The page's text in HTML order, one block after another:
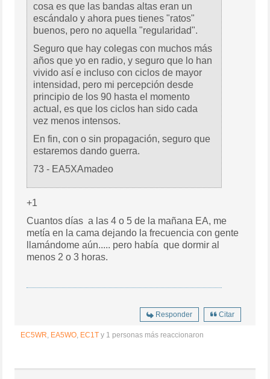
cosa es que las bandas altas eran un
escándalo y ahora pues tienes "ratos"
buenos, pero no aquella "regularidad".
Seguro que hay colegas con muchos más
años que yo en radio, y seguro que lo han
vivido así e incluso con ciclos de mayor
intensidad, pero mi percepción desde
principio de los 90 hasta el momento
actual, es que los ciclos han sido cada
vez menos intensos.
En fin, con o sin propagación, seguro que
estaremos dando guerra.
73 - EA5XAmadeo
+1
Cuantos días a las 4 o 5 de la mañana EA, me
metía en la cama dejando la frecuencia con gente
llamándome aún..... pero había que dormir al
menos 2 o 3 horas.
Responder Citar
EC5WR, EA5WO, EC1T y 1 personas más reaccionaron